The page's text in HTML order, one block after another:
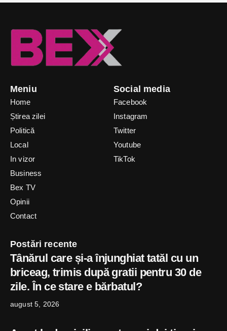
Meniu
Home
Știrea zilei
Politică
Local
In vizor
Business
Bex TV
Opinii
Contact
Social media
Facebook
Instagram
Twitter
Youtube
TikTok
Postări recente
Tânărul care și-a înjunghiat tatăl cu un
briceag, trimis după gratii pentru 30 de
zile. În ce stare e bărbatul?
august 5, 2026